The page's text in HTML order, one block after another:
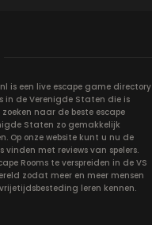
is een live escape game directory
in de Verenigde Staten die is
naar de beste escape
Staten zo gemakkelijk
Op onze website kunt u nu de
vinden met reviews van spelers.
Rooms te verspreiden in de VS
zodat meer en meer mensen
leren kennen.